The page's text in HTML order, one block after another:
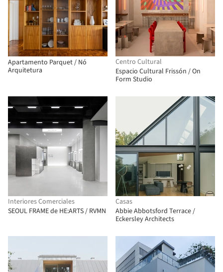
Apartamento Parquet / Nó
Arquitetura
Centro Cultural
Espacio Cultural Frissón / On
Form Studio
Interiores Comerciales
SEOUL FRAME de HE:ARTS / RVMN
Casas
Abbie Abbotsford Terrace /
Eckersley Architects